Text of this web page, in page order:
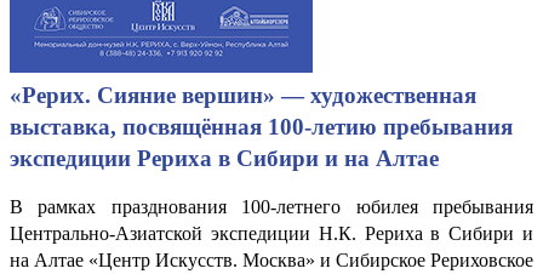
«Рерих. Сияние вершин» — художественная
выставка, посвящённая 100-летию пребывания
экспедиции Рериха в Сибири и на Алтае
В рамках празднования 100-летнего юбилея пребывания
Центрально-Азиатской экспедиции Н.К. Рериха в Сибири и
на Алтае «Центр Искусств. Москва» и Сибирское Рериховское